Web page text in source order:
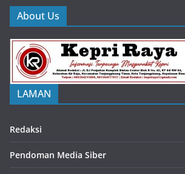
About Us
LAMAN
Redaksi
Pendoman Media Siber